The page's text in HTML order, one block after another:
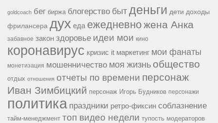
goldcoach бег биржа блогерство быт деньги дети доходы
фрилансера дух еда ежедневножена Анка
забавное закон здоровье идеи мои кино
коронавирус кризис it маркетинг мои фанаты
монетизация мошенничество моя жизнь общество
отдых отношения отчеты по времени персонаж
Иван Зимбицкий персонаж Игорь Будников персонажи
политика праздники ретро-фиксин соблазнение
тайм-менеджмент топ видео недели тупость модераторов